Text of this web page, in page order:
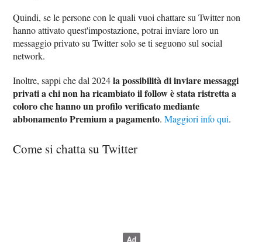
Quindi, se le persone con le quali vuoi chattare su Twitter non
hanno attivato quest'impostazione, potrai inviare loro un
messaggio privato su Twitter solo se ti seguono sul social
network.
Inoltre, sappi che dal 2024la possibilità di inviare messaggi
privati a chi non ha ricambiato il follow è stata ristretta a
coloro che hanno un profilo verificato mediante
abbonamento Premium a pagamento.Maggiori info qui.
Come si chatta su Twitter